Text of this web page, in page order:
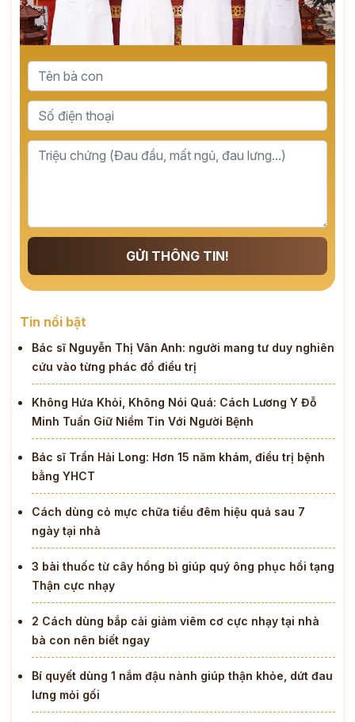
GỬI THÔNG TIN!
Tin nổi bật
Bác sĩ Nguyễn Thị Vân Anh: người mang tư duy nghiên
cứu vào từng phác đồ điều trị
Không Hứa Khỏi, Không Nói Quá: Cách Lương Y Đỗ
Minh Tuấn Giữ Niềm Tin Với Người Bệnh
Bác sĩ Trần Hải Long: Hơn 15 năm khám, điều trị bệnh
bằng YHCT
Cách dùng cỏ mực chữa tiểu đêm hiệu quả sau 7
ngày tại nhà
3 bài thuốc từ cây hồng bì giúp quý ông phục hồi tạng
Thận cực nhạy
2 Cách dùng bắp cải giảm viêm cơ cực nhạy tại nhà
bà con nên biết ngay
Bí quyết dùng 1 nắm đậu nành giúp thận khỏe, dứt đau
lưng mỏi gối